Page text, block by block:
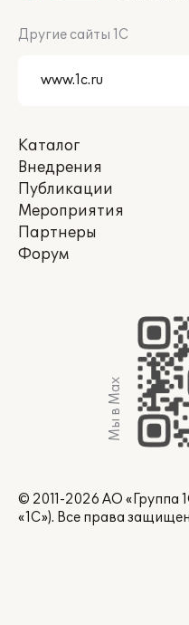
Другие сайты 1С
Каталог
Внедрения
Публикации
Мероприятия
Партнеры
Форум
Мы в Max
© 2011-2026 АО «Группа
«1С»). Все права